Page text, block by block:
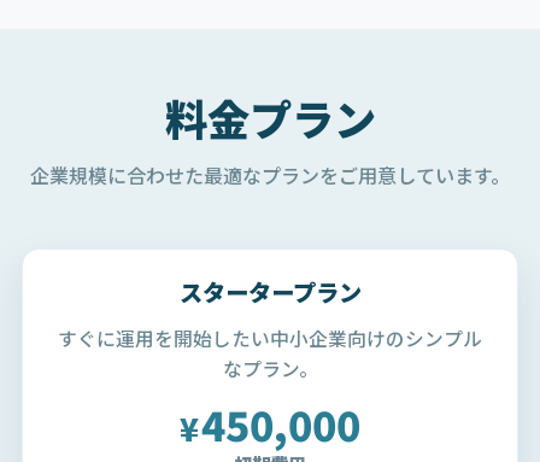
料金プラン
企業規模に合わせた最適なプランをご用意しています。
スタータープラン
すぐに運用を開始したい中小企業向けのシンプル
なプラン。
¥450,000